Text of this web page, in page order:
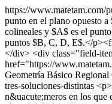
https://www.matetam.com/
punto en el plano opuesto
colineales y $A$ es el
puntos $B, C, D, E$.</
</div> <div class="field-
href="https://
Geometría Básico Regional
tres-soluciones-distintas
n&uacute;meros en los